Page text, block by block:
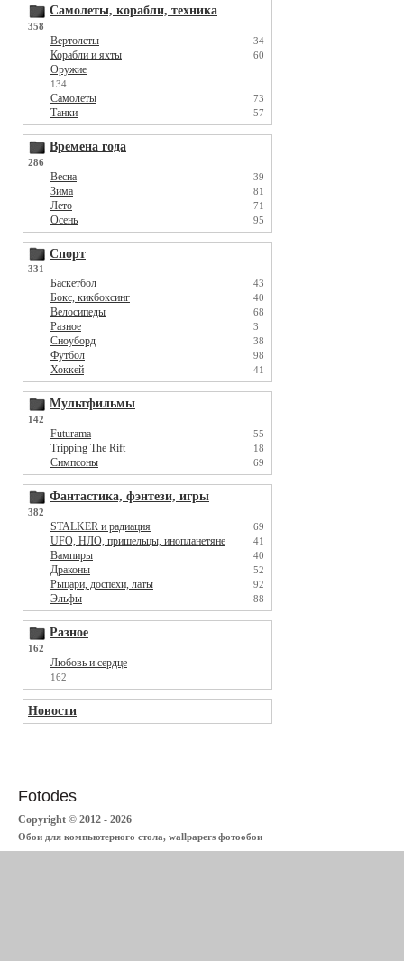
Самолеты, корабли, техника
358
Вертолеты 34
Корабли и яхты 60
Оружие
134
Самолеты 73
Танки 57
Времена года
286
Весна 39
Зима 81
Лето 71
Осень 95
Спорт
331
Баскетбол 43
Бокс, кикбоксинг 40
Велосипеды 68
Разное 3
Сноуборд 38
Футбол 98
Хоккей 41
Мультфильмы
142
Futurama 55
Tripping The Rift 18
Симпсоны 69
Фантастика, фэнтези, игры
382
STALKER и радиация 69
UFO, НЛО, пришельцы, инопланетяне 41
Вампиры 40
Драконы 52
Рыцари, доспехи, латы 92
Эльфы 88
Разное
162
Любовь и сердце
162
Новости
Fotodes
Copyright © 2012 - 2026
Обои для компьютерного стола, wallpapers фотообои